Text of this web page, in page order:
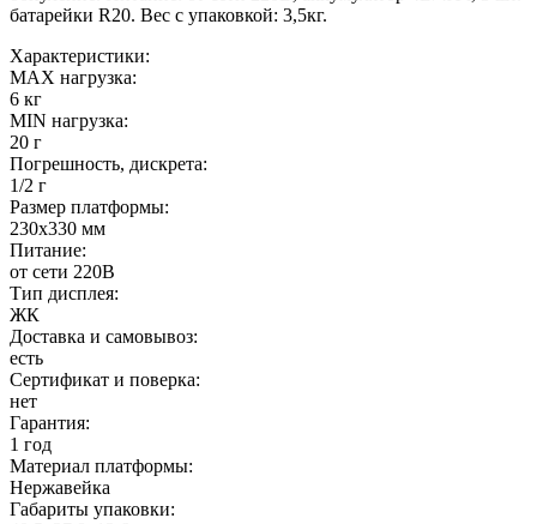
батарейки R20. Вес с упаковкой: 3,5кг.
Характеристики:
MAX нагрузка:
6 кг
MIN нагрузка:
20 г
Погрешность, дискрета:
1/2 г
Размер платформы:
230х330 мм
Питание:
от сети 220В
Тип дисплея:
ЖК
Доставка и самовывоз:
есть
Сертификат и поверка:
нет
Гарантия:
1 год
Материал платформы:
Нержавейка
Габариты упаковки: